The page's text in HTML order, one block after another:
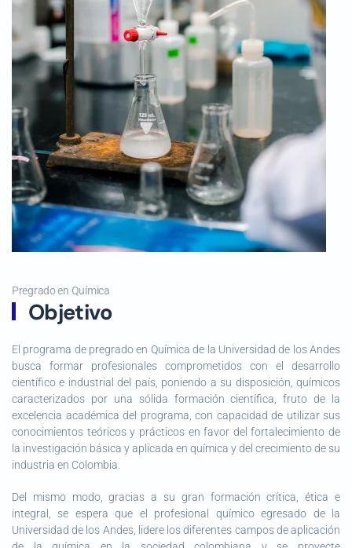
Pregrado en Química
Objetivo
El programa de pregrado en Química de la Universidad de los Andes
busca formar profesionales comprometidos con el desarrollo
científico e industrial del país, poniendo a su disposición, químicos
caracterizados por una sólida formación científica, fruto de la
excelencia académica del programa, con capacidad de utilizar sus
conocimientos teóricos y prácticos en favor del fortalecimiento de
la investigación básica y aplicada en química y del crecimiento de su
industria en Colombia.
Del mismo modo, gracias a su gran formación crítica, ética e
integral, se espera que el profesional químico egresado de la
Universidad de los Andes, lidere los diferentes campos de aplicación